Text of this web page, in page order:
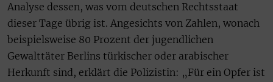
Analyse dessen, was vom deutschen Rechtsstaat
dieser Tage übrig ist. Angesichts von Zahlen, wonach
beispielsweise 80 Prozent der jugendlichen
Gewalttäter Berlins türkischer oder arabischer
Herkunft sind, erklärt die Polizistin: „Für ein Opfer ist